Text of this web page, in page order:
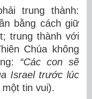
trung thành:
bằng cách giữ
trung thành với
Chúa không
“Các con sẽ
Israel trước lúc
một tin vui).